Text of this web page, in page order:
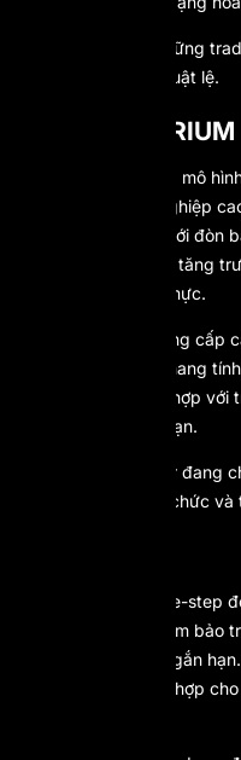
Plus phù hợp với những
và ít can thiệp từ luật lệ.
IMPERIUM
(CTI) tích hợp mô
mang tính chuyên nghiệp
suất có cấu trúc, với đòn
hạn chế khả năng tăng
giao dịch chuẩn mực.
trên MetaTrader 5, cung cấp
lượng khớp lệnh mang
lên đến 100%, phù hợp với
là tăng tốc ngắn hạn.
biệt phù hợp với trader đang
trường mang tính tổ chức và
cung cấp mô hình one-step
giao dịch, nhằm đảm bảo
thay vì chỉ bùng nổ ngắn
250.000 USD phù hợp